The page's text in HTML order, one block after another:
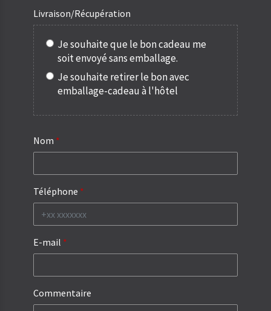
Livraison/Récupération
Je souhaite que le bon cadeau me
soit envoyé sans emballage.
Je souhaite retirer le bon avec
emballage-cadeau à l'hôtel
Nom
Téléphone
E-mail
Commentaire